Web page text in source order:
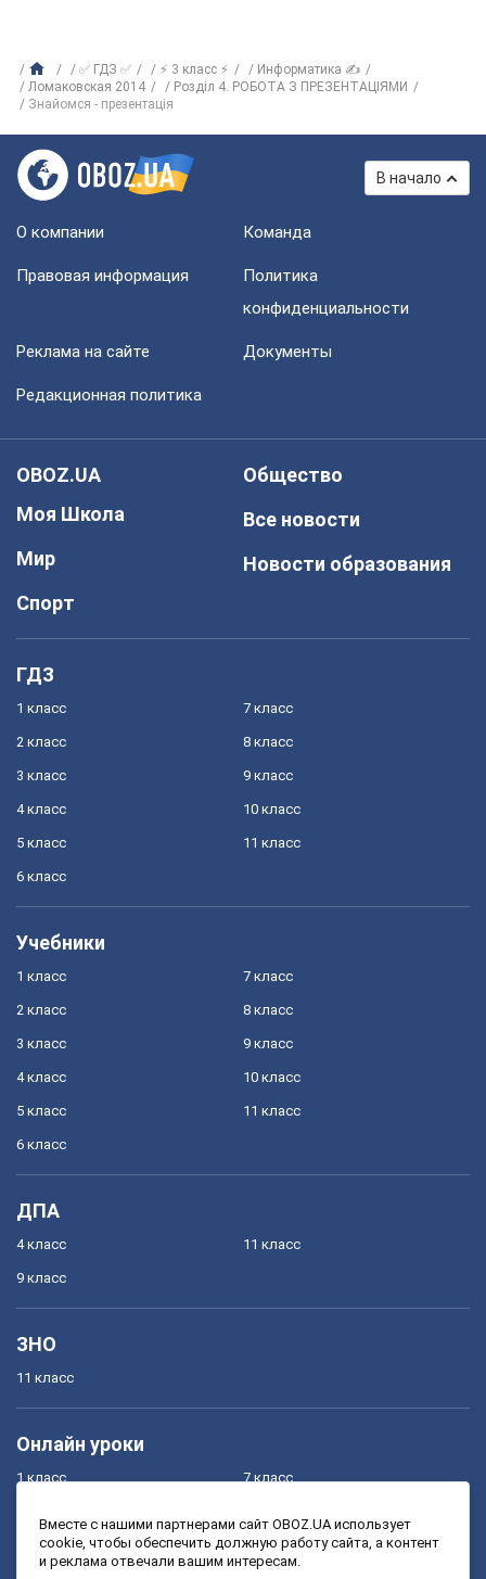
✅ ГДЗ ✅ ⚡ 3 класс ⚡
Информатика ✍
Ломаковская 2014
Розділ 4. РОБОТА З ПРЕЗЕНТАЦІЯМИ
Знайомся - презентація
В начало
О компании Команда
Правовая информация
Политика
конфиденциальности
Реклама на сайте Документы
Редакционная политика
OBOZ.UA
Моя Школа
Мир
Спорт
Общество
Все новости
Новости образования
ГДЗ
1 класс
2 класс
3 класс
4 класс
5 класс
6 класс
7 класс
8 класс
9 класс
10 класс
11 класс
Учебники
1 класс
2 класс
3 класс
4 класс
5 класс
6 класс
7 класс
8 класс
9 класс
10 класс
11 класс
ДПА
4 класс
9 класс
11 класс
ЗНО
11 класс
Онлайн уроки
1 класс
3 класс
7 класс
9 класс
Вместе с нашими партнерами сайт OBOZ.UA использует
cookie, чтобы обеспечить должную работу сайта, а контент
и реклама отвечали вашим интересам.